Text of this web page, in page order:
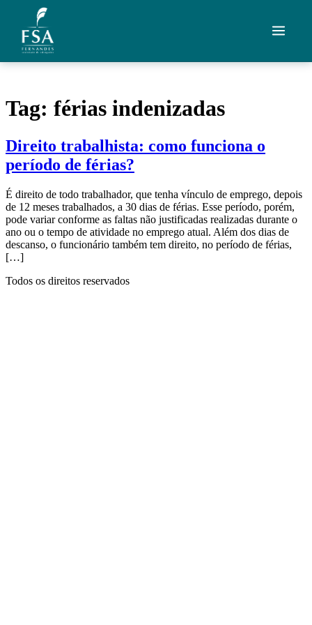
Ir para o conteúdo
Áreas de Atuação
Artigos
Contato
Fale com um advogado
Tag: férias indenizadas
Direito trabalhista: como funciona o
período de férias?
É direito de todo trabalhador, que tenha vínculo de emprego, depois
de 12 meses trabalhados, a 30 dias de férias. Esse período, porém,
pode variar conforme as faltas não justificadas realizadas durante o
ano ou o tempo de atividade no emprego atual. Além dos dias de
descanso, o funcionário também tem direito, no período de férias,
[…]
Todos os direitos reservados